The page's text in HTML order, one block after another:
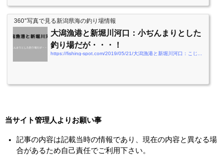
360°写真で見る新潟県海の釣り場情報
大潟漁港と新堀川河口：小ぢんまりとした
釣り場だが・・・！
当サイト管理人よりお願い事
記事の内容は記載当時の情報であり、現在の内容と異なる場
合があるため自己責任でご利用下さい。